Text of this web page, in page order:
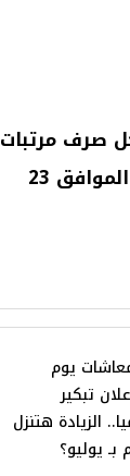
من أجل صرف مرتبات
فبراير 2025 المقبلة والتي سوف يتم صرفها رسميا يوم الأحد الموافق 23
يوم
تبكير
الزيادة هتنزل
يوليو؟